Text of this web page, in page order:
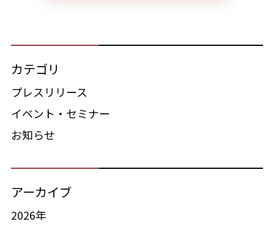
カテゴリ
プレスリリース
イベント・セミナー
お知らせ
アーカイブ
2026年